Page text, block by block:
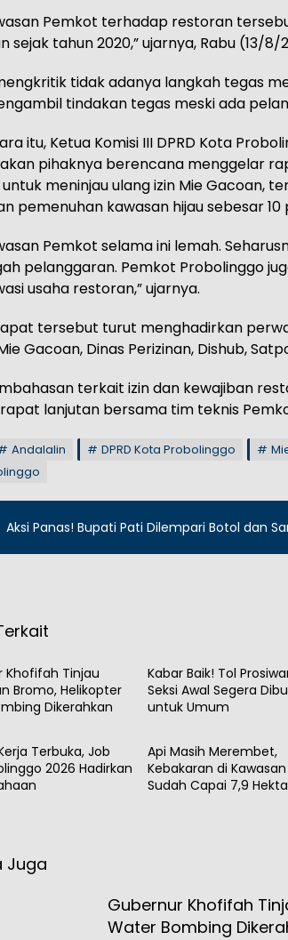
Pemkot terhadap restoran
sejak tahun 2020,” ujarnya, Rabu (13/8/
tidak adanya langkah tegas
tindakan tegas meski ada
itu, Ketua Komisi III DPRD Kota
pihaknya berencana menggelar
meninjau ulang izin Mie Gacoan,
pemenuhan kawasan hijau sebesar 10
Pemkot selama ini lemah.
pelanggaran. Pemkot Probolinggo
usaha restoran,” ujarnya.
tersebut turut menghadirkan
Gacoan, Dinas Perizinan, Dishub,
terkait izin dan kewajiban
lanjutan bersama tim teknis
Andalalin DPRD Kota Probolinggo
Aksi Panas! Bupati Pati Dilempari Botol dan
Khofifah Tinjau
Bromo, Helikopter
Dikerahkan
Kabar Baik! Tol
Seksi Awal Segera
untuk Umum
Terbuka, Job
2026 Hadirkan
Daerah
Api Masih Merembet,
Kebakaran di
Sudah Capai 7,9
Juga
Gubernur Khofifah
Water Bombing